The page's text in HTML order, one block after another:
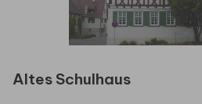
Altes Schulhaus